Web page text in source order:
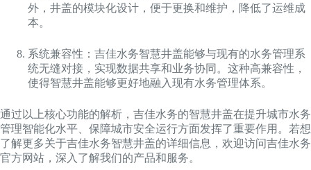
外，井盖的模块化设计，便于更换和维护，降低了运维成
本。
系统兼容性：吉佳水务智慧井盖能够与现有的水务管理系
统无缝对接，实现数据共享和业务协同。这种高兼容性，
使得智慧井盖能够更好地融入现有水务管理体系。
通过以上核心功能的解析，吉佳水务的智慧井盖在提升城市水务
管理智能化水平、保障城市安全运行方面发挥了重要作用。若想
了解更多关于吉佳水务智慧井盖的详细信息，欢迎访问吉佳水务
官方网站，深入了解我们的产品和服务。